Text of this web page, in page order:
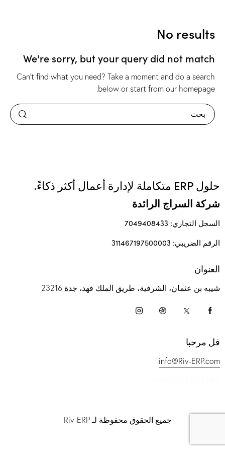
No results
We're sorry, but your query did not match
Can't find what you need? Take a moment and do a search
below or start from our homepage
.
حلول ERP متكاملة لإدارة أعمال أكثر ذكاءً.
شركة السراج الرائدة
السجل التجاري: 7049408433
الرقم الضريبي: 311467197500003
العنوان
شيبه بن عثمان، الشرفية، طريق الملك فهد، جدة 23216
قل مرحبا
info@Riv-ERP.com
جميع الحقوق محفوظة لـ Riv-ERP